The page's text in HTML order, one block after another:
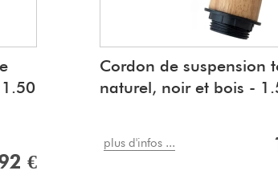
€
Cordon de suspension
naturel, noir et bois -
plus d'infos ...